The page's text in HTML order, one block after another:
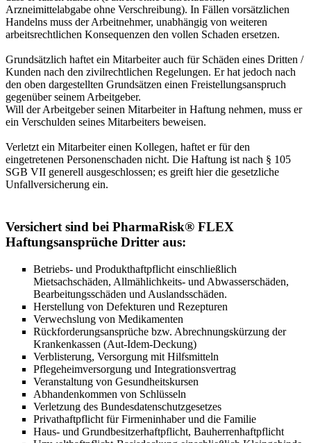
Arzneimittelabgabe ohne Verschreibung). In Fällen vorsätzlichen
Handelns muss der Arbeitnehmer, unabhängig von weiteren
arbeitsrechtlichen Konsequenzen den vollen Schaden ersetzen.
Grundsätzlich haftet ein Mitarbeiter auch für Schäden eines Dritten /
Kunden nach den zivilrechtlichen Regelungen. Er hat jedoch nach
den oben dargestellten Grundsätzen einen Freistellungsanspruch
gegenüber seinem Arbeitgeber.
Will der Arbeitgeber seinen Mitarbeiter in Haftung nehmen, muss er
ein Verschulden seines Mitarbeiters beweisen.
Verletzt ein Mitarbeiter einen Kollegen, haftet er für den
eingetretenen Personenschaden nicht. Die Haftung ist nach § 105
SGB VII generell ausgeschlossen; es greift hier die gesetzliche
Unfallversicherung ein.
Versichert sind bei PharmaRisk® FLEX
Haftungsansprüche Dritter aus:
Betriebs- und Produkthaftpflicht einschließlich
Mietsachschäden, Allmählichkeits- und Abwasserschäden,
Bearbeitungsschäden und Auslandsschäden.
Herstellung von Defekturen und Rezepturen
Verwechslung von Medikamenten
Rückforderungsansprüche bzw. Abrechnungskürzung der
Krankenkassen (Aut-Idem-Deckung)
Verblisterung, Versorgung mit Hilfsmitteln
Pflegeheimversorgung und Integrationsvertrag
Veranstaltung von Gesundheitskursen
Abhandenkommen von Schlüsseln
Verletzung des Bundesdatenschutzgesetzes
Privathaftpflicht für Firmeninhaber und die Familie
Haus- und Grundbesitzerhaftpflicht, Bauherrenhaftpflicht